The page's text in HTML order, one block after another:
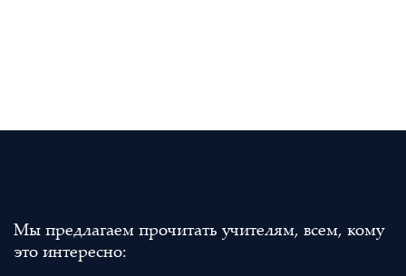
Мы предлагаем прочитать учителям, всем, кому
это интересно: